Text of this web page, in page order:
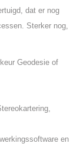
dat er nog
Sterker nog,
Geodesie of
en